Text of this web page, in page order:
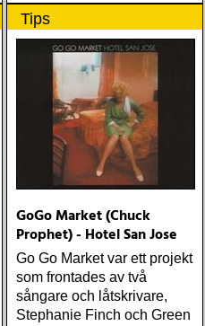
Tips
GoGo Market (Chuck
Prophet) - Hotel San Jose
Go Go Market var ett projekt
som frontades av två
sångare och låtskrivare,
Stephanie Finch och Green